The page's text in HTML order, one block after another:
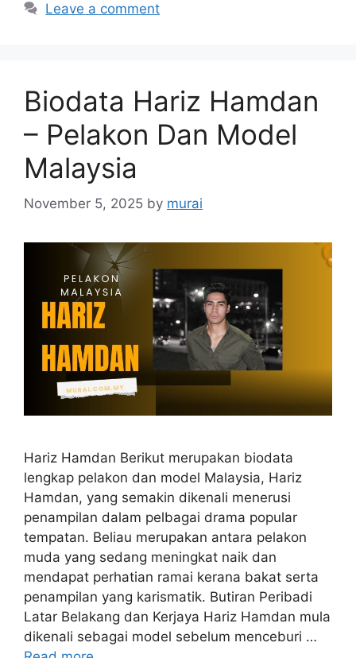
Leave a comment
Biodata Hariz Hamdan
– Pelakon Dan Model
Malaysia
November 5, 2025 by murai
Hariz Hamdan Berikut merupakan biodata
lengkap pelakon dan model Malaysia, Hariz
Hamdan, yang semakin dikenali menerusi
penampilan dalam pelbagai drama popular
tempatan. Beliau merupakan antara pelakon
muda yang sedang meningkat naik dan
mendapat perhatian ramai kerana bakat serta
penampilan yang karismatik. Butiran Peribadi
Latar Belakang dan Kerjaya Hariz Hamdan mula
dikenali sebagai model sebelum menceburi …